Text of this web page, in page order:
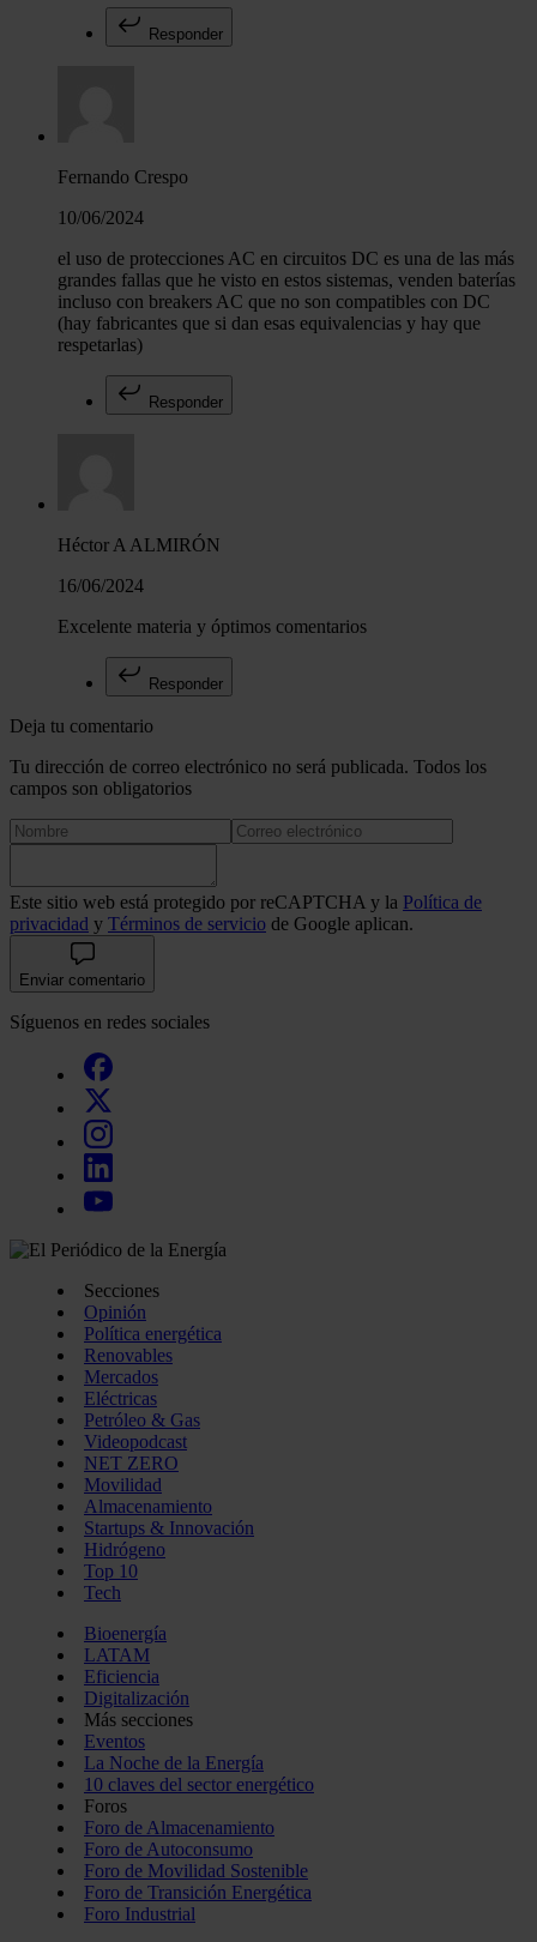
Responder
Fernando Crespo
10/06/2024
el uso de protecciones AC en circuitos DC es una de las más
grandes fallas que he visto en estos sistemas, venden baterías
incluso con breakers AC que no son compatibles con DC
(hay fabricantes que si dan esas equivalencias y hay que
respetarlas)
Responder
Héctor A ALMIRÓN
16/06/2024
Excelente materia y óptimos comentarios
Responder
Deja tu comentario
Tu dirección de correo electrónico no será publicada. Todos los
campos son obligatorios
Este sitio web está protegido por reCAPTCHA y la Política de
privacidad y Términos de servicio de Google aplican.
Enviar comentario
Síguenos en redes sociales
Secciones
Opinión
Política energética
Renovables
Mercados
Eléctricas
Petróleo & Gas
Videopodcast
NET ZERO
Movilidad
Almacenamiento
Startups & Innovación
Hidrógeno
Top 10
Tech
Bioenergía
LATAM
Eficiencia
Digitalización
Más secciones
Eventos
La Noche de la Energía
10 claves del sector energético
Foros
Foro de Almacenamiento
Foro de Autoconsumo
Foro de Movilidad Sostenible
Foro de Transición Energética
Foro Industrial